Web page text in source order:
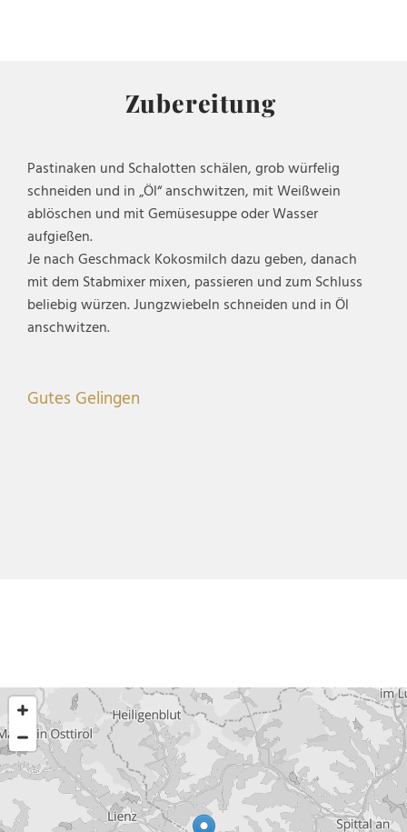
Zubereitung
Pastinaken und Schalotten schälen, grob würfelig
schneiden und in „Öl“ anschwitzen, mit Weißwein
ablöschen und mit Gemüsesuppe oder Wasser
aufgießen.
Je nach Geschmack Kokosmilch dazu geben, danach
mit dem Stabmixer mixen, passieren und zum Schluss
beliebig würzen. Jungzwiebeln schneiden und in Öl
anschwitzen.
Gutes Gelingen